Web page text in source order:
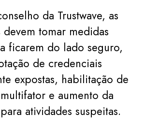
da Trustwave, as
tomar medidas
ficarem do lado seguro,
de credenciais
expostas, habilitação de
e aumento da
atividades suspeitas.